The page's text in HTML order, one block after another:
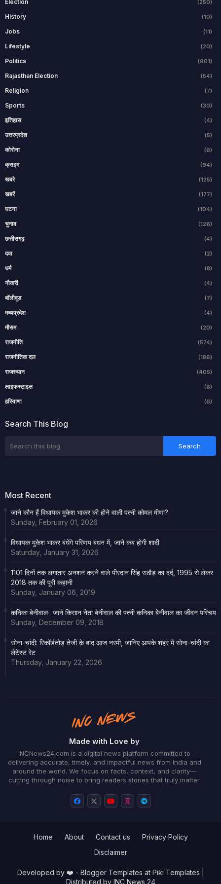
Election (250)
History (10)
Jobs (11)
Lifestyle (20)
Politics (901)
Rajasthan Election (54)
Religion (7)
Sports (30)
इतिहास (4)
उत्तरप्रदेश (5)
कोरोना (6)
क्राइम (94)
खबरे (125)
खबरें (177)
घटना (104)
चुनाव (126)
छत्तीसगढ़ (4)
दवा (2)
धर्म (8)
नौकरी (4)
बॉलीवुड (7)
मध्यप्रदेश (4)
मौसम (20)
राजनीति (574)
राजनीतिक दल (186)
राजस्थान (405)
लाइफस्टाइल (6)
हरियाणा (6)
Search This Blog
Most Recent
जाने कौन हैं विधायक मुकेश भाकर की होने वाली पत्नी कोमल मीणा?
Sunday, February 01, 2026
विधायक मुकेश भाकर बंधेंगे परिणय बंधन में, जाने कब होगी शादी
Saturday, January 31, 2026
1101 दिनों तक लगातार अनशन करने वाले पीरदान सिंह राठौड़ का दर्द, 1995 से लेकर
2018 तक की पूरी कहानी
Sunday, January 06, 2019
कनिका बेनीवाल- जाने किसान नेता बेनीवाल की पत्नी कनिका बेनीवाल का जीवन परिचय
Sunday, December 09, 2018
सोना-चांदी: रिकॉर्डतोड़ तेजी के बाद आज नरमी, जानिए आपके शहर में सोना-चांदी का
लेटेस्ट रेट
Thursday, January 22, 2026
Made with Love by
INCNews24.com is a digital news platform committed to
delivering accurate, timely, and impactful news from India and
around the world. We focus on facts, context, and clarity—
cutting through noise to bring readers stories that truly matter.
Developed by ❤️ - Blogger Templates at Piki Templates |
Distributed by INC News 24
Home About Contact us
Privacy Policy
Disclaimer